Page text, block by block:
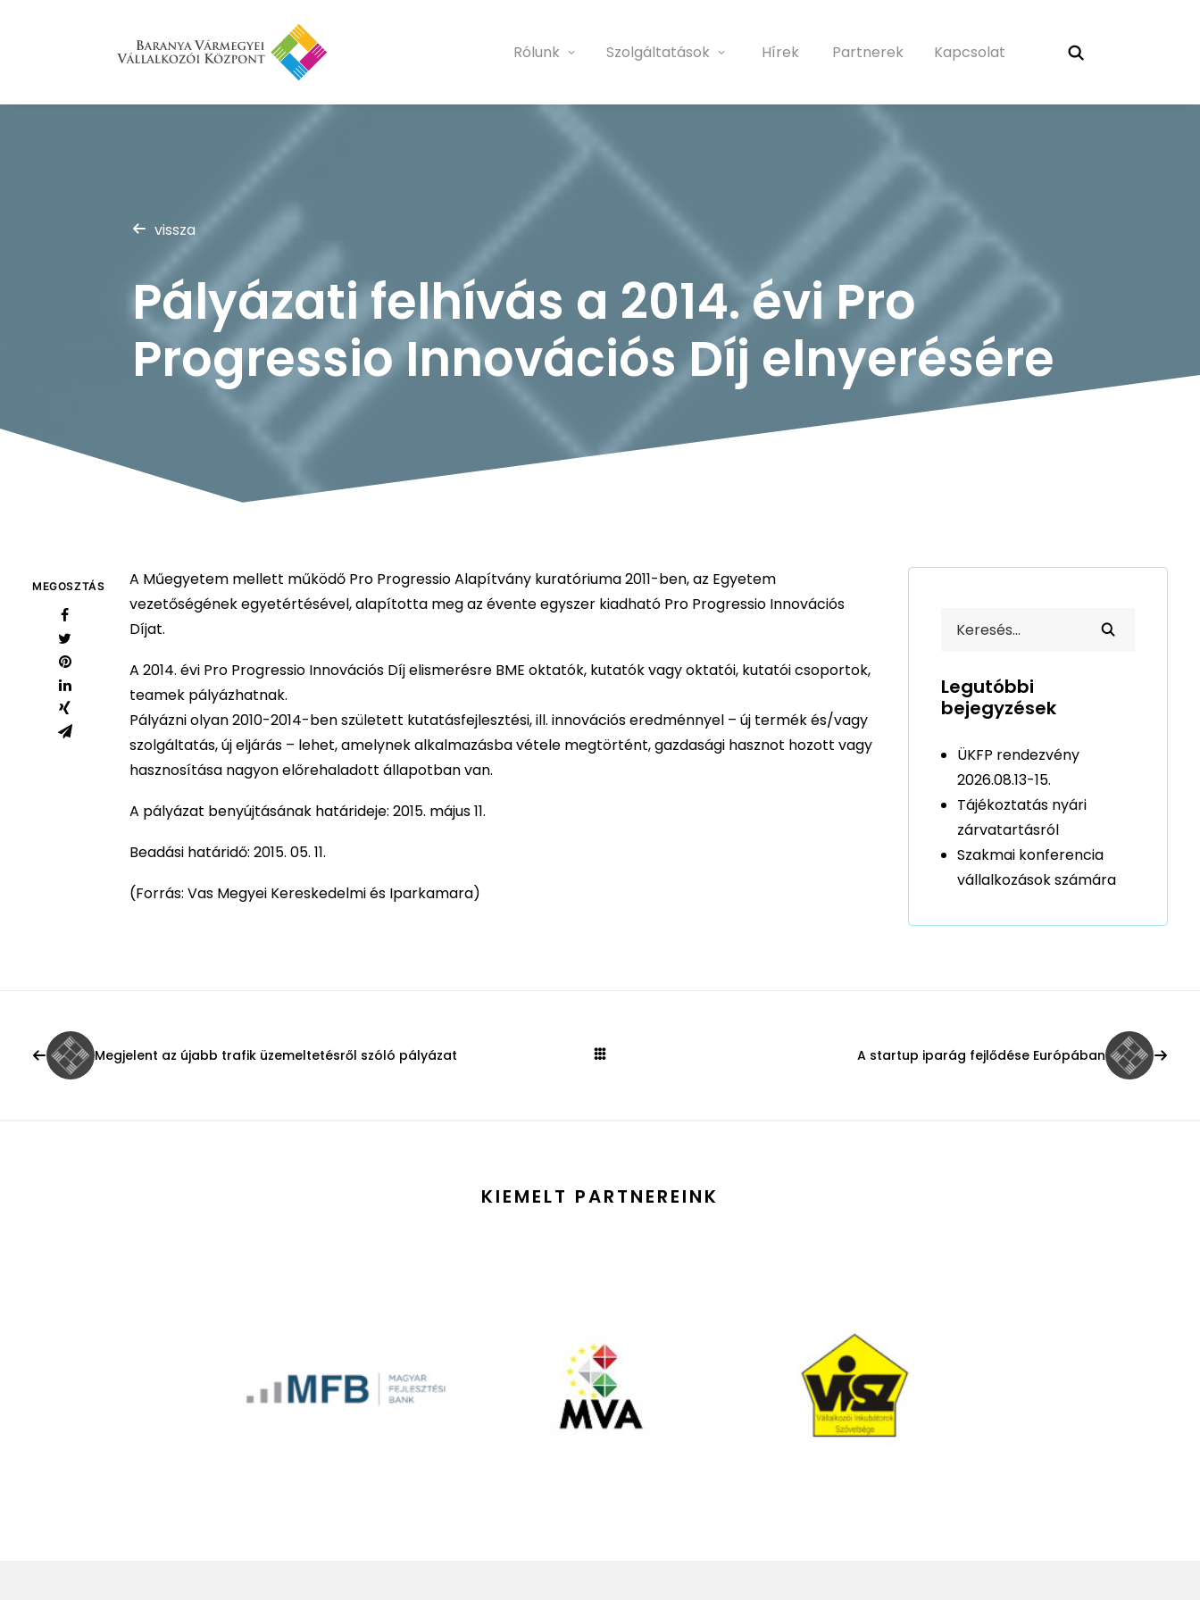
Rólunk Szolgáltatások Hírek Partnerek Kapcsolat
vissza
Pályázati felhívás a 2014. évi Pro
Progressio Innovációs Díj elnyerésére
MEGOSZTÁS
A Műegyetem mellett működő Pro Progressio Alapítvány kuratóriuma 2011-ben, az Egyetem
vezetőségének egyetértésével, alapította meg az évente egyszer kiadható Pro Progressio Innovációs
Díjat.
A 2014. évi Pro Progressio Innovációs Díj elismerésre BME oktatók, kutatók vagy oktatói, kutatói csoportok,
teamek pályázhatnak.
Pályázni olyan 2010-2014-ben született kutatásfejlesztési, ill. innovációs eredménnyel – új termék és/vagy
szolgáltatás, új eljárás – lehet, amelynek alkalmazásba vétele megtörtént, gazdasági hasznot hozott vagy
hasznosítása nagyon előrehaladott állapotban van.
A pályázat benyújtásának határideje: 2015. május 11.
Beadási határidő: 2015. 05. 11.
(Forrás: Vas Megyei Kereskedelmi és Iparkamara)
Legutóbbi
bejegyzések
ÜKFP rendezvény
2026.08.13-15.
Tájékoztatás nyári
zárvatartásról
Szakmai konferencia
vállalkozások számára
Megjelent az újabb trafik üzemeltetésről szóló pályázat A startup iparág fejlődése Európában
KIEMELT PARTNEREINK